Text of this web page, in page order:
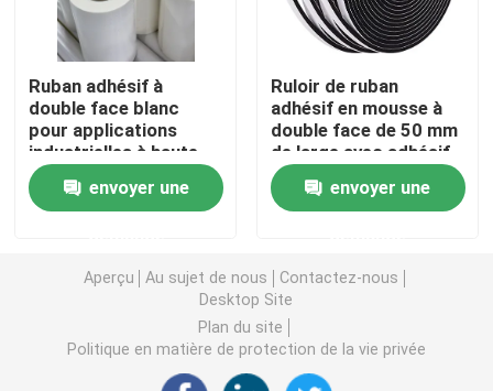
Ruban adhésif de libération de bout droit
Blocs chauds de fonte
Double bande dégrossie de tissu
Ruban de transfert adhésif
Ruban adhésif démontable
Ruban adhésif à
double face blanc
pour applications
industrielles à haute
adhérence
envoyer une
Ruloir de ruban
adhésif en mousse à
double face de 50 mm
de large avec adhésif
à fusion à chaud
envoyer une
Aperçu Au sujet de nous
Contactez-nous
Desktop Site
Plan du site
Politique en matière de protection de la vie privée